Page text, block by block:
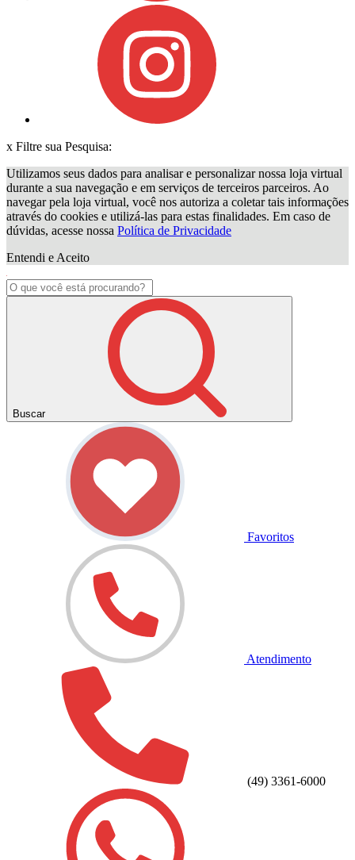
x Filtre sua Pesquisa:
Utilizamos seus dados para analisar e personalizar nossa loja virtual
durante a sua navegação e em serviços de terceiros parceiros. Ao
navegar pela loja virtual, você nos autoriza a coletar tais informações
através do cookies e utilizá-las para estas finalidades. Em caso de
dúvidas, acesse nossa Política de Privacidade
Entendi e Aceito
Buscar
Favoritos
Atendimento
(49) 3361-6000